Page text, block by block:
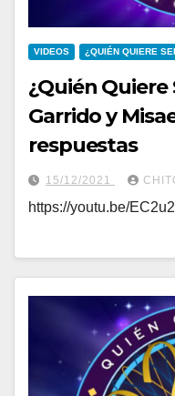
VIDEOS ¿QUIÉN QUIERE
¿Quién Quiere
Garrido y
respuestas
15/12/2021
https://youtu.be/